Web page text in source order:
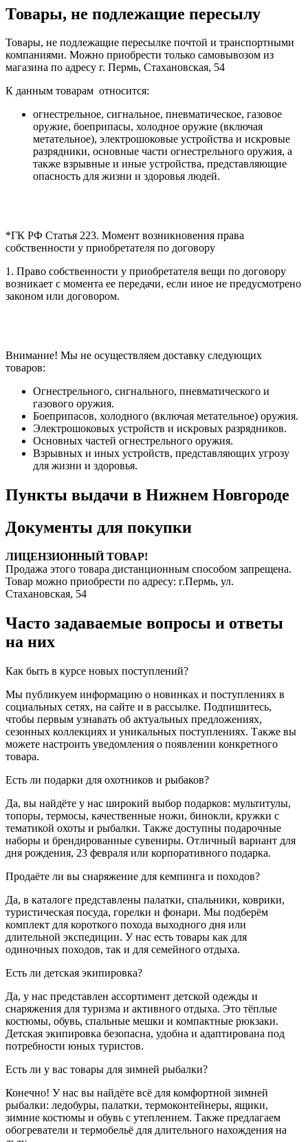
Товары, не подлежащие пересылу
Товары, не подлежащие пересылке почтой и транспортными
компаниями. Можно приобрести только самовывозом из
магазина по адресу г. Пермь, Стахановская, 54
К данным товарам относится:
огнестрельное, сигнальное, пневматическое, газовое
оружие, боеприпасы, холодное оружие (включая
метательное), электрошоковые устройства и искровые
разрядники, основные части огнестрельного оружия, а
также взрывные и иные устройства, представляющие
опасность для жизни и здоровья людей.
*ГК РФ Статья 223. Момент возникновения права
собственности у приобретателя по договору
1. Право собственности у приобретателя вещи по договору
возникает с момента ее передачи, если иное не предусмотрено
законом или договором.
Внимание! Мы не осуществляем доставку следующих
товаров:
Огнестрельного, сигнального, пневматического и
газового оружия.
Боеприпасов, холодного (включая метательное) оружия.
Электрошоковых устройств и искровых разрядников.
Основных частей огнестрельного оружия.
Взрывных и иных устройств, представляющих угрозу
для жизни и здоровья.
Пункты выдачи в Нижнем Новгороде
Документы для покупки
ЛИЦЕНЗИОННЫЙ ТОВАР!
Продажа этого товара дистанционным способом запрещена.
Товар можно приобрести по адресу: г.Пермь, ул.
Стахановская, 54
Часто задаваемые вопросы и ответы
на них
Как быть в курсе новых поступлений?
Мы публикуем информацию о новинках и поступлениях в
социальных сетях, на сайте и в рассылке. Подпишитесь,
чтобы первым узнавать об актуальных предложениях,
сезонных коллекциях и уникальных поступлениях. Также вы
можете настроить уведомления о появлении конкретного
товара.
Есть ли подарки для охотников и рыбаков?
Да, вы найдёте у нас широкий выбор подарков: мультитулы,
топоры, термосы, качественные ножи, бинокли, кружки с
тематикой охоты и рыбалки. Также доступны подарочные
наборы и брендированные сувениры. Отличный вариант для
дня рождения, 23 февраля или корпоративного подарка.
Продаёте ли вы снаряжение для кемпинга и походов?
Да, в каталоге представлены палатки, спальники, коврики,
туристическая посуда, горелки и фонари. Мы подберём
комплект для короткого похода выходного дня или
длительной экспедиции. У нас есть товары как для
одиночных походов, так и для семейного отдыха.
Есть ли детская экипировка?
Да, у нас представлен ассортимент детской одежды и
снаряжения для туризма и активного отдыха. Это тёплые
костюмы, обувь, спальные мешки и компактные рюкзаки.
Детская экипировка безопасна, удобна и адаптирована под
потребности юных туристов.
Есть ли у вас товары для зимней рыбалки?
Конечно! У нас вы найдёте всё для комфортной зимней
рыбалки: ледобуры, палатки, термоконтейнеры, ящики,
зимние костюмы и обувь с утеплением. Также предлагаем
обогреватели и термобельё для длительного нахождения на